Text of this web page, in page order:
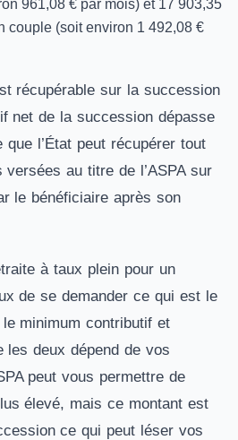
961,08 € par mois) et 17 903,35
couple (soit environ 1 492,08 €
récupérable sur la succession
net de la succession dépasse
l’État peut récupérer tout
au titre de l’ASPA sur
le bénéficiaire après son
à taux plein pour un
de se demander ce qui est le
minimum contributif et
les deux dépend de vos
peut vous permettre de
élevé, mais ce montant est
ce qui peut léser vos